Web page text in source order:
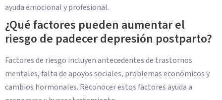
ayuda emocional y profesional.
¿Qué factores pueden aumentar el
riesgo de padecer depresión postparto?
Factores de riesgo incluyen antecedentes de trastornos
mentales, falta de apoyos sociales, problemas económicos y
cambios hormonales. Reconocer estos factores ayuda a